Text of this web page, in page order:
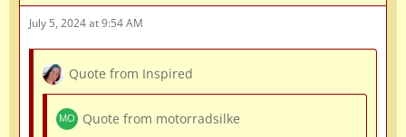
July 5, 2024 at 9:54 AM
Quote from Inspired
Quote from motorradsilke